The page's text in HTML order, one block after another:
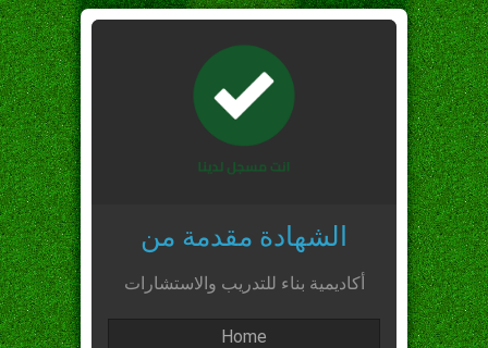
الشهادة مقدمة من
أكاديمية بناء للتدريب والاستشارات
Home